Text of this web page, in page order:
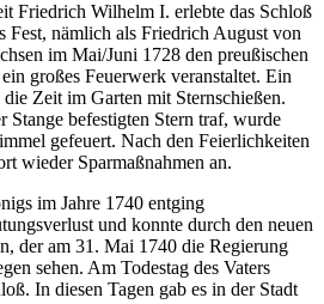
Friedrich Wilhelm I. erlebte das Schloß
Fest, nämlich als Friedrich August von
im Mai/Juni 1728 den preußischen
großes Feuerwerk veranstaltet. Ein
Zeit im Garten mit Sternschießen.
Stange befestigten Stern traf, wurde
gefeuert. Nach den Feierlichkeiten
wieder Sparmaßnahmen an.
im Jahre 1740 entging
und konnte durch den neuen
der am 31. Mai 1740 die Regierung
sehen. Am Todestag des Vaters
In diesen Tagen gab es in der Stadt